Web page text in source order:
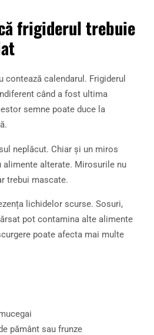
frigiderul trebuie
contează calendarul. Frigiderul
când a fost ultima
semne poate duce la
neplăcut. Chiar și un miros
alimente alterate. Mirosurile nu
trebui mascate.
lichidelor scurse. Sosuri,
pot contamina alte alimente
poate afecta mai multe
pământ sau frunze